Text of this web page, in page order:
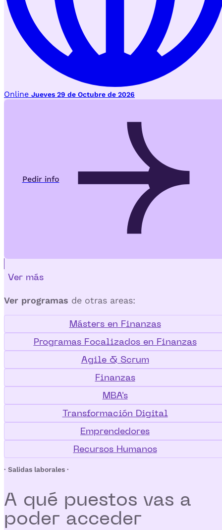
Online Jueves 29 de Octubre de 2026
Pedir info
Ver más
Ver programas de otras areas:
Másters en Finanzas
Programas Focalizados en Finanzas
Agile & Scrum
Finanzas
MBA's
Transformación Digital
Emprendedores
Recursos Humanos
· Salidas laborales ·
A qué puestos vas a
poder acceder